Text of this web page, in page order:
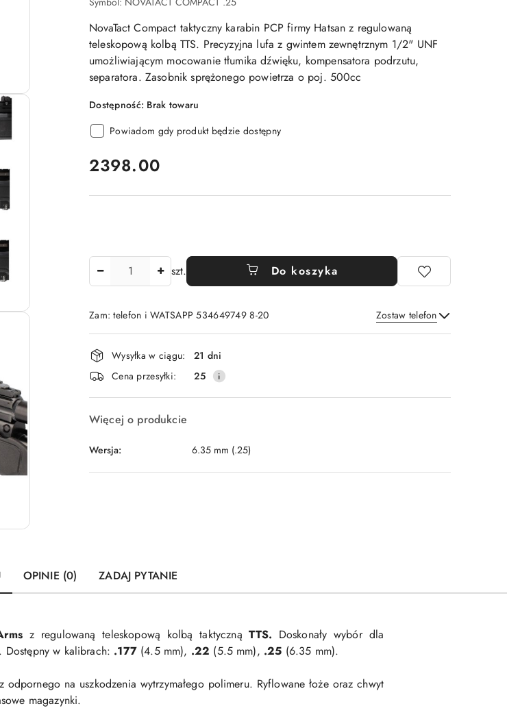
NovaTact Compact taktyczny karabin PCP firmy Hatsan z regulowaną
teleskopową kolbą TTS. Precyzyjna lufa z gwintem zewnętrznym 1/2" UNF
umożliwiającym mocowanie tłumika dźwięku, kompensatora podrzutu,
separatora. Zasobnik sprężonego powietrza o poj. 500cc
Dostępność: Brak towaru
Powiadom gdy produkt będzie dostępny
cena:
2398.00
szt. Do koszyka
Zam: telefon i WATSAPP 534649749 8-20 Zostaw telefon
Wyślij
Dostępność
i
dostawa
Wysyłka w ciągu:
21 dni
Cena przesyłki:
25
Więcej o produkcie
Wersja: 6.35 mm (.25)
OPINIE (0) ZADAJ PYTANIE
z regulowaną teleskopową kolbą taktyczną TTS. Doskonały wybór dla
Dostępny w kalibrach: .177(4.5 mm), .22 (5.5 mm), .25 (6.35 mm).
na uszkodzenia wytrzymałego polimeru. Ryflowane łoże oraz chwyt
magazynki.